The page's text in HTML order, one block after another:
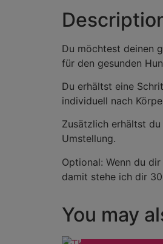
Du möchtest deinen
für den gesunden
Du erhältst eine
individuell nach
Zusätzlich erhältst
Umstellung.
Optional: Wenn du
damit stehe ich dir
You may